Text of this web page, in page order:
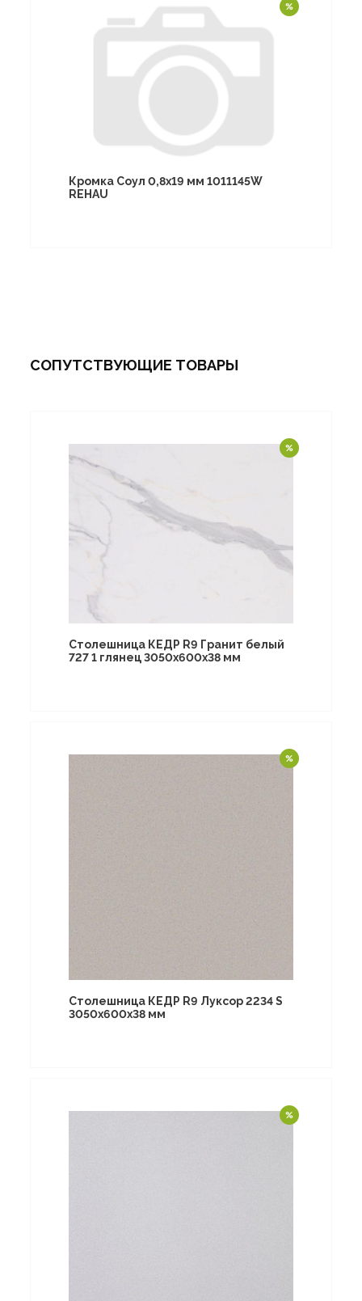
Кромка Соул 0,8х19 мм 1011145W
REHAU
СОПУТСТВУЮЩИЕ ТОВАРЫ
Столешница КЕДР R9 Гранит белый
727 1 глянец 3050х600х38 мм
Столешница КЕДР R9 Луксор 2234 S
3050х600х38 мм